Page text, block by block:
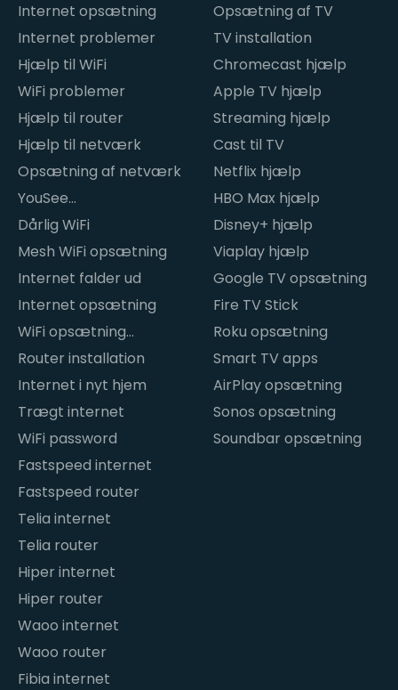
Internet opsætning
Internet problemer
Hjælp til WiFi
WiFi problemer
Hjælp til router
Hjælp til netværk
Opsætning af netværk
YouSee
internetproblemer
Dårlig WiFi
Mesh WiFi opsætning
Internet falder ud
Internet opsætning
WiFi opsætning
hjemme
Router installation
Internet i nyt hjem
Trægt internet
WiFi password
Fastspeed internet
Fastspeed router
Telia internet
Telia router
Hiper internet
Hiper router
Waoo internet
Waoo router
Fibia internet
Opsætning af TV
TV installation
Chromecast hjælp
Apple TV hjælp
Streaming hjælp
Cast til TV
Netflix hjælp
HBO Max hjælp
Disney+ hjælp
Viaplay hjælp
Google TV opsætning
Fire TV Stick
Roku opsætning
Smart TV apps
AirPlay opsætning
Sonos opsætning
Soundbar opsætning